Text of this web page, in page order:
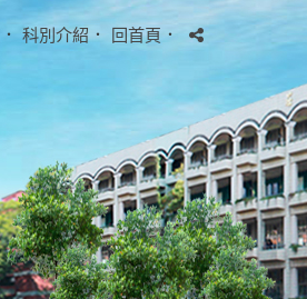
． 科別介紹． 回首頁．